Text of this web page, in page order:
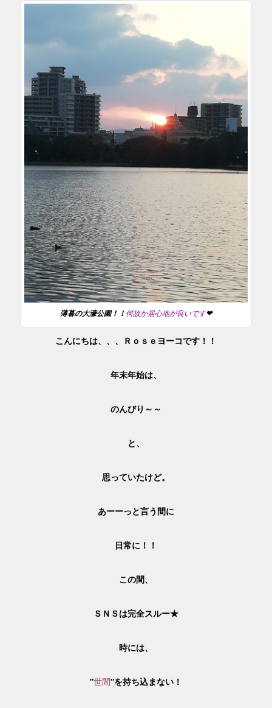
薄暮の大濠公園！！何故か居心地が良いです❤
こんにちは、、、Ｒｏｓｅヨーコです！！
年末年始は、
のんびり～～
と、
思っていたけど。
あーーっと言う間に
日常に！！
この間、
ＳＮＳは完全スルー★
時には、
”世間”を持ち込まない！